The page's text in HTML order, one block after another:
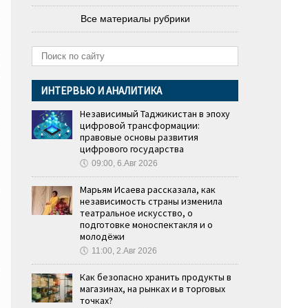
Все материалы рубрики
ИНТЕРВЬЮ И АНАЛИТИКА
Независимый Таджикистан в эпоху
цифровой трансформации:
правовые основы развития
цифрового государства
🕔 09:00, 6.Авг 2026
Марьям Исаева рассказала, как
независимость страны изменила
театральное искусство, о
подготовке моноспектакля и о
молодёжи
🕔 11:00, 2.Авг 2026
Как безопасно хранить продукты в
магазинах, на рынках и в торговых
точках?